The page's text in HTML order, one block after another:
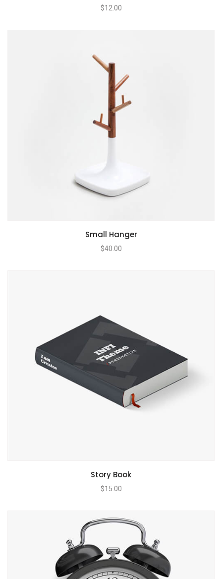
$12.00
Small Hanger
$40.00
Story Book
$15.00